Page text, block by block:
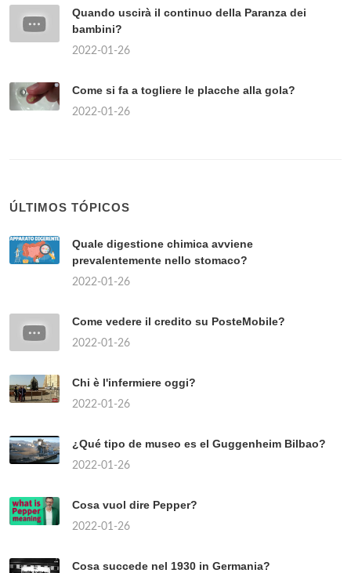
Quando uscirà il continuo della Paranza dei
bambini?
2022-01-26
Come si fa a togliere le placche alla gola?
2022-01-26
ÚLTIMOS TÓPICOS
Quale digestione chimica avviene
prevalentemente nello stomaco?
2022-01-26
Come vedere il credito su PosteMobile?
2022-01-26
Chi è l'infermiere oggi?
2022-01-26
¿Qué tipo de museo es el Guggenheim Bilbao?
2022-01-26
Cosa vuol dire Pepper?
2022-01-26
Cosa succede nel 1930 in Germania?